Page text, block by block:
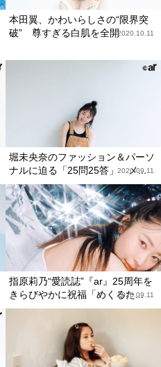
本田翼、かわいらしさの“限界突
破” 尊すぎる白肌を全開2020.10.11
堀未央奈のファッション＆パーソ
ナルに迫る「25問25答」 メ...
2020.09.11
指原莉乃“愛読誌”『ar』25周年を
きらびやかに祝福「めくるた...
2020.09.11